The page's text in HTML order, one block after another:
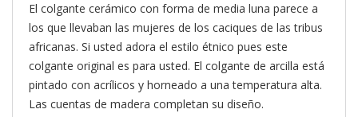
El colgante cerámico con forma de media luna parece a
los que llevaban las mujeres de los caciques de las tribus
africanas. Si usted adora el estilo étnico pues este
colgante original es para usted. El colgante de arcilla está
pintado con acrílicos y horneado a una temperatura alta.
Las cuentas de madera completan su diseño.